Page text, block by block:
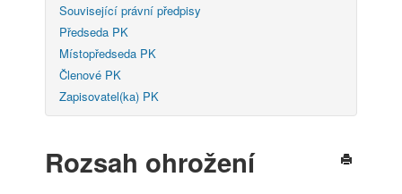
Související právní předpisy
Předseda PK
Místopředseda PK
Členové PK
Zapisovatel(ka) PK
Rozsah ohrožení